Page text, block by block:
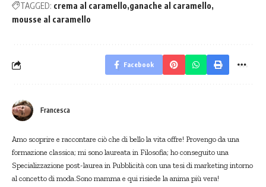
TAGGED: crema al caramello ganache al caramello
mousse al caramello
Facebook
Francesca
Amo scoprire e raccontare ciò che di bello la vita offre! Provengo da una
formazione classica; mi sono laureata in Filosofia; ho conseguito una
Specializzazione post-laurea in Pubblicità con una tesi di marketing intorno
al concetto di moda.Sono mamma e qui risiede la anima più vera!